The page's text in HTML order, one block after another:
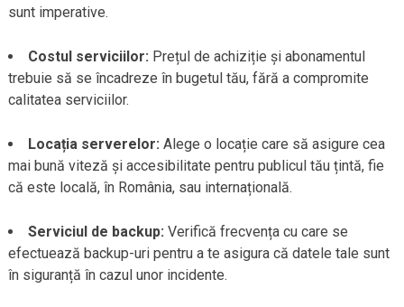
sunt imperative.
Costul serviciilor: Prețul de achiziție și abonamentul
trebuie să se încadreze în bugetul tău, fără a compromite
calitatea serviciilor.
Locația serverelor: Alege o locație care să asigure cea
mai bună viteză și accesibilitate pentru publicul tău țintă, fie
că este locală, în România, sau internațională.
Serviciul de backup: Verifică frecvența cu care se
efectuează backup-uri pentru a te asigura că datele tale sunt
în siguranță în cazul unor incidente.